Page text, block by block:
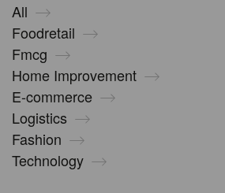
All
Foodretail
Fmcg
Home Improvement
E-commerce
Logistics
Fashion
Technology